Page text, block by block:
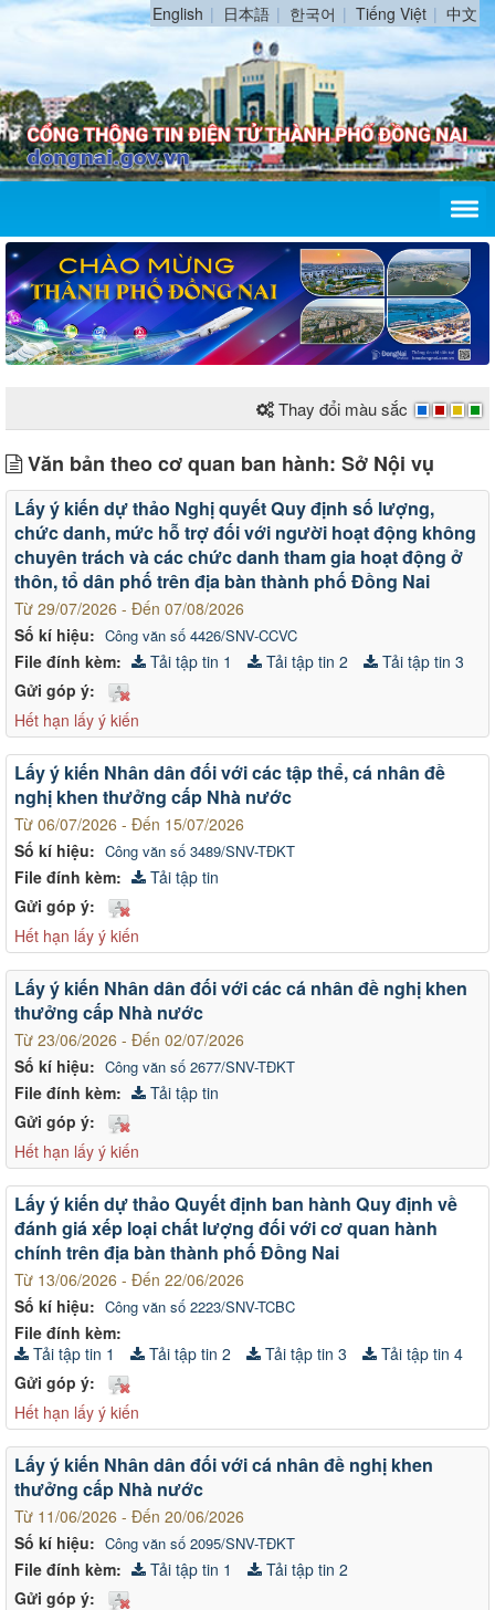
English 日本語 한국어 Tiếng Việt 中文
Thay đổi màu sắc
Văn bản theo cơ quan ban hành: Sở Nội vụ
Số kí hiệu: Công văn số 4426/SNV-CCVC
Lấy ý kiến dự thảo Nghị quyết Quy định số lượng,
chức danh, mức hỗ trợ đối với người hoạt động không
chuyên trách và các chức danh tham gia hoạt động ở
thôn, tổ dân phố trên địa bàn thành phố Đồng Nai
Từ 29/07/2026 - Đến 07/08/2026
File đính kèm: Tải tập tin 1 Tải tập tin 2
Tải tập tin 3
Gửi góp ý:
Hết hạn lấy ý kiến
Số kí hiệu: Công văn số 3489/SNV-TĐKT
Lấy ý kiến Nhân dân đối với các tập thể, cá nhân đề
nghị khen thưởng cấp Nhà nước
Từ 06/07/2026 - Đến 15/07/2026
File đính kèm:
Tải tập tin
Gửi góp ý:
Hết hạn lấy ý kiến
Số kí hiệu: Công văn số 2677/SNV-TĐKT
Lấy ý kiến Nhân dân đối với các cá nhân đề nghị khen
thưởng cấp Nhà nước
Từ 23/06/2026 - Đến 02/07/2026
File đính kèm:
Tải tập tin
Gửi góp ý:
Hết hạn lấy ý kiến
Số kí hiệu: Công văn số 2223/SNV-TCBC
Lấy ý kiến dự thảo Quyết định ban hành Quy định về
đánh giá xếp loại chất lượng đối với cơ quan hành
chính trên địa bàn thành phố Đồng Nai
Từ 13/06/2026 - Đến 22/06/2026
File đính kèm:
Tải tập tin 1
Tải tập tin 2 Tải tập tin 3
Tải tập tin 4
Gửi góp ý:
Hết hạn lấy ý kiến
Số kí hiệu: Công văn số 2095/SNV-TĐKT
Lấy ý kiến Nhân dân đối với cá nhân đề nghị khen
thưởng cấp Nhà nước
Từ 11/06/2026 - Đến 20/06/2026
File đính kèm: Tải tập tin 1
Tải tập tin 2
Gửi góp ý: